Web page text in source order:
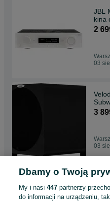
JBL
kina
2
03
ręki
3
03
6
Dbamy o Twoją
My i nasi447 partnerzy
do informacji na urządzeniu,